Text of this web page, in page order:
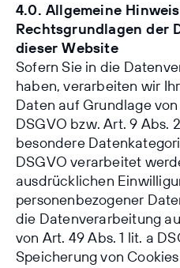
4.0. Allgemeine
Rechtsgrundlagen der
dieser Website
Sofern Sie in die
haben, verarbeiten wir
Daten auf Grundlage von
DSGVO bzw. Art. 9 Abs.
besondere
DSGVO verarbeitet
ausdrücklichen
personenbezogener
die Datenverarbeitung
von Art. 49 Abs. 1 lit. a
Speicherung von